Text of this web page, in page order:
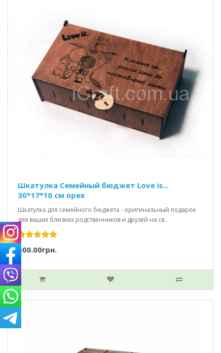
Шкатулка Семейный бюджет Love is...
30*17*10 см орех
Шкатулка для семейного бюджета - оригинальный подарок
для ваших близких родственников и друзей на св..
500.00грн.